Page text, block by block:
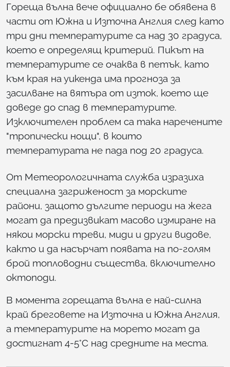
Гореща вълна вече официално бе обявена в
части от Южна и Източна Англия след като
три дни температурите са над 30 градуса,
което е определящ критерий. Пикът на
температурите се очаква в петък, като
към края на уикенда има прогноза за
засилване на вятъра от изток, което ще
доведе до спад в температурите.
Изключителен проблем са така наречените
"тропически нощи", в които
температурата не пада под 20 градуса.
От Метеорологичната служба изразиха
специална загриженост за морските
райони, защото дългите периоди на жега
могат да предизвикат масово измиране на
някои морски треви, миди и други видове,
както и да насърчат появата на по-голям
брой топловодни същества, включително
октоподи.
В момента горещата вълна е най-силна
край бреговете на Източна и Южна Англия,
а температурите на морето могат да
достигнат 4-5°C над средните на места.